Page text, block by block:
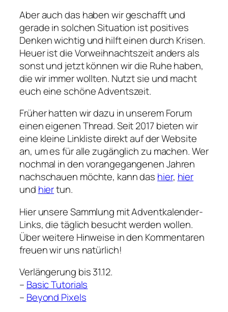
Aber auch das haben wir geschafft und
gerade in solchen Situation ist positives
Denken wichtig und hilft einen durch Krisen.
Heuer ist die Vorweihnachtszeit anders als
sonst und jetzt können wir die Ruhe haben,
die wir immer wollten. Nutzt sie und macht
euch eine schöne Adventszeit.
Früher hatten wir dazu in unserem Forum
einen eigenen Thread. Seit 2017 bieten wir
eine kleine Linkliste direkt auf der Website
an, um es für alle zugänglich zu machen. Wer
nochmal in den vorangegangenen Jahren
nachschauen möchte, kann das hier, hier
und hiertun.
Hier unsere Sammlung mit Adventkalender-
Links, die täglich besucht werden wollen.
Über weitere Hinweise in den Kommentaren
freuen wir uns natürlich!
Verlängerung bis 31.12.
– Basic Tutorials
– Beyond Pixels